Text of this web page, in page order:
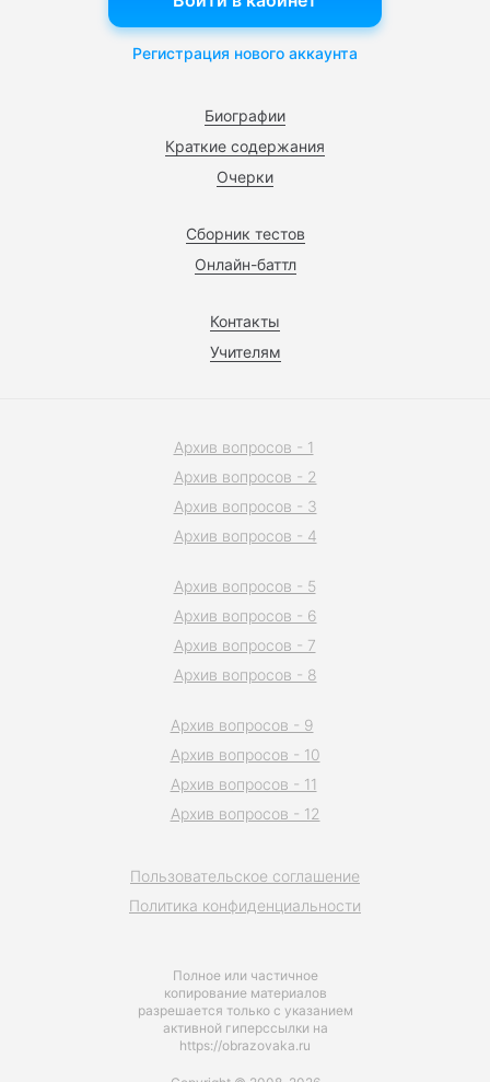
Биографии
Краткие содержания
Очерки
Сборник тестов
Онлайн-баттл
Контакты
Учителям
Регистрация нового аккаунта
Полное или частичное
копирование материалов
разрешается только с указанием
активной гиперссылки на
https://obrazovaka.ru
Пользовательское соглашение
Политика конфиденциальности
Архив вопросов - 1
Архив вопросов - 2
Архив вопросов - 3
Архив вопросов - 4
Архив вопросов - 5
Архив вопросов - 6
Архив вопросов - 7
Архив вопросов - 8
Архив вопросов - 9
Архив вопросов - 10
Архив вопросов - 11
Архив вопросов - 12